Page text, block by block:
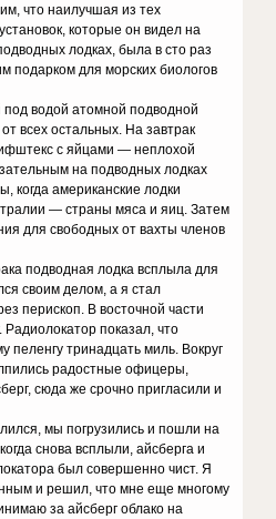
что наилучшая из тех
которые он видел на
лодках, была в сто раз
подарком для морских биологов
водой атомной подводной
всех остальных. На завтрак
с яйцами — неплохой
на подводных лодках
когда американские лодки
— страны мяса и яиц. Затем
для свободных от вахты членов
подводная лодка всплыла для
своим делом, а я стал
перископ. В восточной части
Радиолокатор показал, что
пеленгу тринадцать миль. Вокруг
радостные офицеры,
сюда же срочно пригласили и
мы погрузились и пошли на
снова всплыли, айсберга и
был совершенно чист. Я
и решил, что мне еще многому
за айсберг облако на